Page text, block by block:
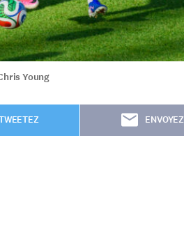
Young
ENVOYEZ